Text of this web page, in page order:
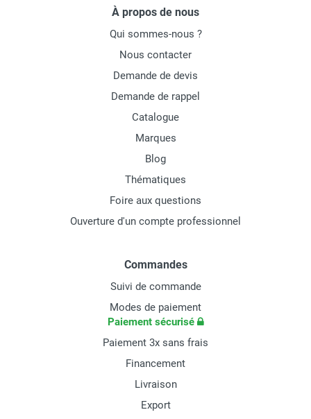
À propos de nous
Qui sommes-nous ?
Nous contacter
Demande de devis
Demande de rappel
Catalogue
Marques
Blog
Thématiques
Foire aux questions
Ouverture d'un compte professionnel
Commandes
Suivi de commande
Modes de paiement
Paiement sécurisé
Paiement 3x sans frais
Financement
Livraison
Export